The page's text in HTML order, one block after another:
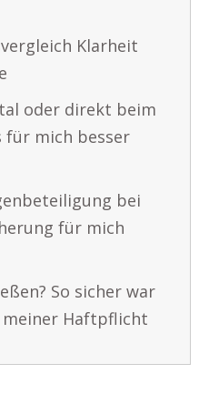
Klarheit
oder direkt beim
für mich besser
bei
für mich
So sicher war
meiner Haftpflicht